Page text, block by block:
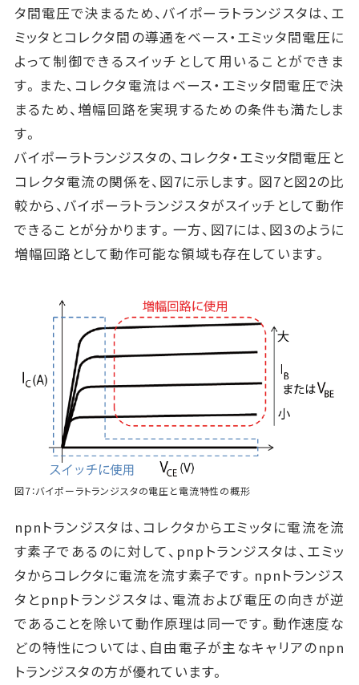
タ間電圧で決まるため、バイポーラトランジスタは、エ
ミッタとコレクタ間の導通をベース・エミッタ間電圧に
よって制御できるスイッチとして用いることができま
す。また、コレクタ電流はベース・エミッタ間電圧で決
まるため、増幅回路を実現するための条件も満たしま
す。
バイポーラトランジスタの、コレクタ・エミッタ間電圧と
コレクタ電流の関係を、図7に示します。図7と図2の比
較から、バイポーラトランジスタがスイッチとして動作
できることが分かります。一方、図7には、図3のように
増幅回路として動作可能な領域も存在しています。
図7：バイポーラトランジスタの電圧と電流特性の概形
npnトランジスタは、コレクタからエミッタに電流を流
す素子であるのに対して、pnpトランジスタは、エミッ
タからコレクタに電流を流す素子です。npnトランジス
タとpnpトランジスタは、電流および電圧の向きが逆
であることを除いて動作原理は同一です。動作速度な
どの特性については、自由電子が主なキャリアのnpn
トランジスタの方が優れています。